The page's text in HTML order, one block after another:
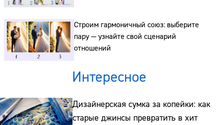
Строим гармоничный союз: выберите
пару — узнайте свой сценарий
отношений
Интересное
Дизайнерская сумка за копейки: как
старые джинсы превратить в хит